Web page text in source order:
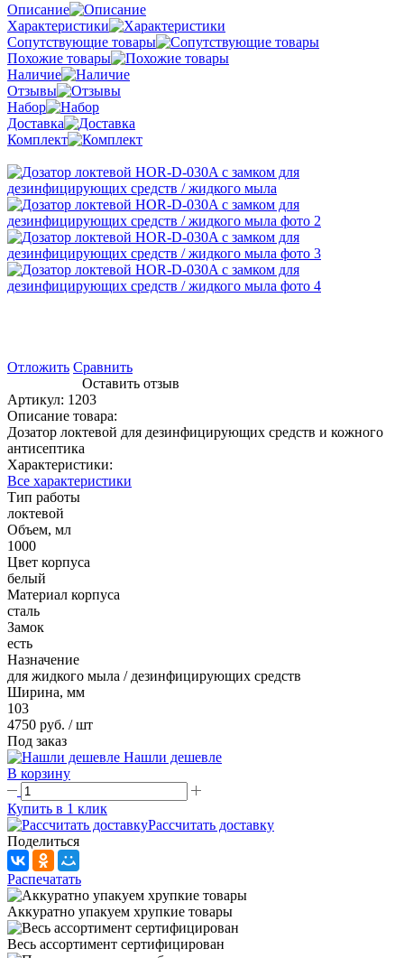
Описание
Характеристики
Сопутствующие товары
Похожие товары
Наличие
Отзывы
Набор
Доставка
Комплект
Отложить Сравнить
Оставить отзыв
Артикул: 1203
Описание товара:
Дозатор локтевой для дезинфицирующих средств и кожного
антисептика
Характеристики:
Все характеристики
Тип работы
локтевой
Объем, мл
1000
Цвет корпуса
белый
Материал корпуса
сталь
Замок
есть
Назначение
для жидкого мыла / дезинфицирующих средств
Ширина, мм
103
4750 руб. / шт
Под заказ
Нашли дешевле
В корзину
Купить в 1 клик
Рассчитать доставку
Поделиться
Распечатать
Аккуратно упакуем хрупкие товары
Весь ассортимент сертифицирован